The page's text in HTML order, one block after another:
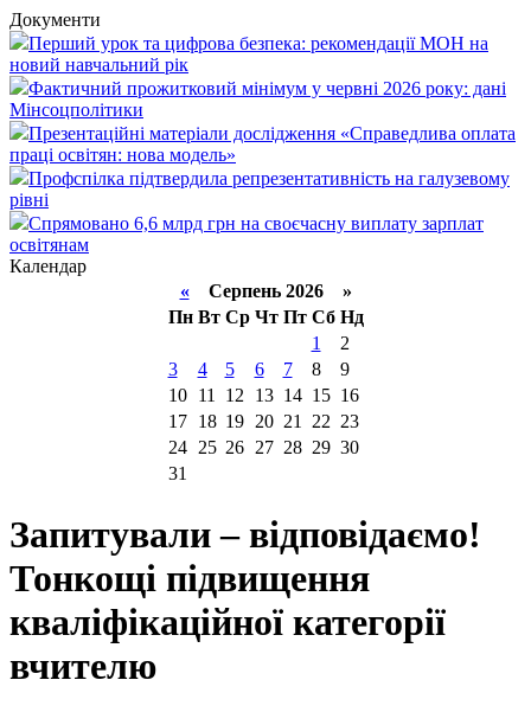
Документи
Перший урок та цифрова безпека: рекомендації МОН на
новий навчальний рік
Фактичний прожитковий мінімум у червні 2026 року: дані
Мінсоцполітики
Презентаційні матеріали дослідження «Справедлива оплата
праці освітян: нова модель»
Профспілка підтвердила репрезентативність на галузевому
рівні
Спрямовано 6,6 млрд грн на своєчасну виплату зарплат
освітянам
Календар
«Серпень 2026 »
Пн Вт Ср Чт Пт Сб Нд
1
2
3
4 5 6 7 8
9
10
11 12 13 14 15 16
17
18 19 20 21 22 23
24
25 26 27 28 29 30
31
Запитували – відповідаємо!
Тонкощі підвищення
кваліфікаційної категорії
вчителю